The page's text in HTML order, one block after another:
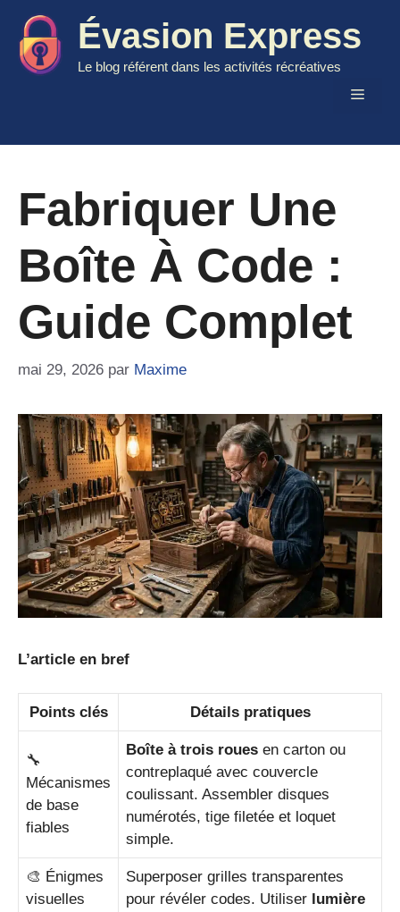
contenu
Évasion Express
Le blog référent dans les activités récréatives
Menu
Fabriquer Une
Boîte À Code :
Guide Complet
mai 29, 2026 par Maxime
L’article en bref
Points clés Détails pratiques
🔧
Mécanismes
de base
fiables
Boîte à trois roues en carton ou
contreplaqué avec couvercle
coulissant. Assembler disques
numérotés, tige filetée et loquet
simple.
🎨 Énigmes
visuelles
Superposer grilles transparentes
pour révéler codes. Utiliser lumière